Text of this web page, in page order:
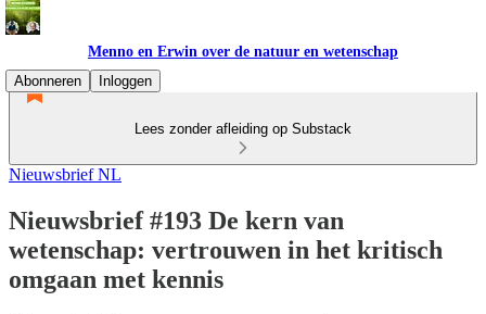
Menno en Erwin over de natuur en wetenschap
Abonneren
Inloggen
Lees zonder afleiding op Substack
Nieuwsbrief NL
Nieuwsbrief #193 De kern van
wetenschap: vertrouwen in het kritisch
omgaan met kennis